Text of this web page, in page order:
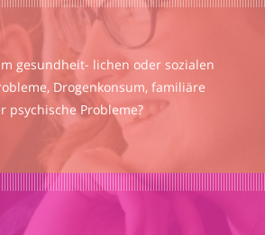
gesundheit- lichen oder sozialen
Drogenkonsum, familiäre
psychische Probleme?